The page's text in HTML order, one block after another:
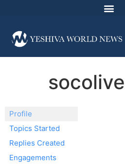
Profile
Topics Started
Replies Created
Engagements